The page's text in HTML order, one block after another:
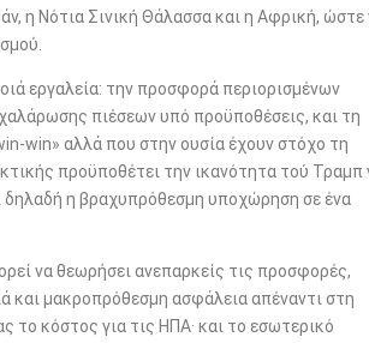
η Νότια Σινική Θάλασσα και η Αφρική, ώστε
εργαλεία: την προσφορά περιορισμένων
πιέσεων υπό προϋποθέσεις, και τη
win» αλλά που στην ουσία έχουν στόχο τη
προϋποθέτει την ικανότητα τού Τραμπ
δηλαδή η βραχυπρόθεσμη υποχώρηση σε ένα
να θεωρήσει ανεπαρκείς τις προσφορές,
και μακροπρόθεσμη ασφάλεια απέναντι στη
το κόστος για τις ΗΠΑ· και το εσωτερικό